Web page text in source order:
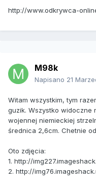
http://www.odkrywca-
M98k
Napisano 21
Witam wszystkim, tym
guzik. Wszystko widoczne
wojennej niemieckiej
średnica 2,6cm. Chetnie
Oto zdjęcia:
1. http://
2. http://